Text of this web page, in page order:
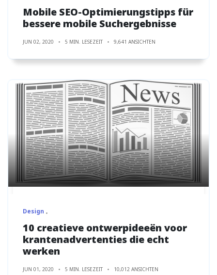
Mobile SEO-Optimierungstipps für
bessere mobile Suchergebnisse
JUN 02, 2020 5 MIN. LESEZEIT 9,641 ANSICHTEN
Design
10 creatieve ontwerpideeën voor
krantenadvertenties die echt
werken
JUN 01, 2020 5 MIN. LESEZEIT 10,012 ANSICHTEN